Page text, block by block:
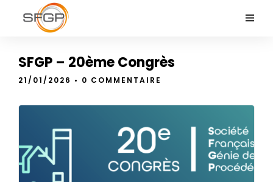
SFGP – 20ème Congrès
21/01/2026 • 0 COMMENTAIRE